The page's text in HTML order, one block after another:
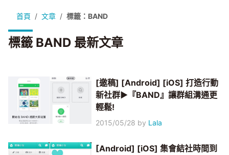
首頁 文章 標籤：BAND
標籤 BAND 最新文章
[邀稿] [Android] [iOS] 打造行動
新社群►『BAND』讓群組溝通更
輕鬆!
2015/05/28 by Lala
[Android] [iOS] 集會結社時間到